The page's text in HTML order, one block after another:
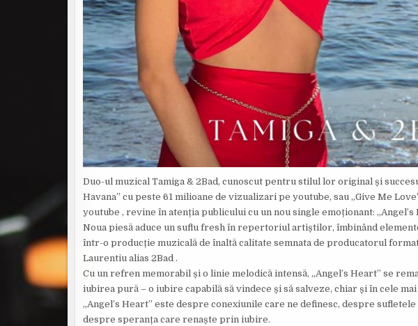
Duo-ul muzical Tamiga & 2Bad, cunoscut pentru stilul lor original și
Havana” cu peste 61 milioane de vizualizari pe youtube, sau „Give Me
youtube , revine în atenția publicului cu un nou single emoționant: „Angel’s
Noua piesă aduce un suflu fresh în repertoriul artiștilor, îmbinând
într-o producție muzicală de înaltă calitate semnata de producatorul
Laurentiu alias 2Bad .
Cu un refren memorabil și o linie melodică intensă, „Angel’s Heart” se
iubirea pură – o iubire capabilă să vindece și să salveze, chiar și în cele
„Angel’s Heart” este despre conexiunile care ne definesc, despre
despre speranța care renaște prin iubire.